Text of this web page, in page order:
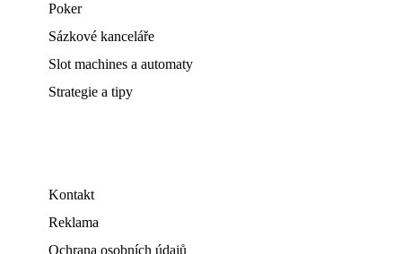
Poker
Sázkové kanceláře
Slot machines a automaty
Strategie a tipy
Kontakt
Reklama
Ochrana osobních údajů